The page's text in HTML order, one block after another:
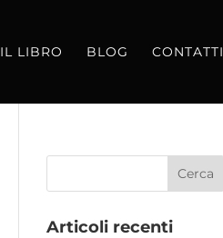
IL LIBRO BLOG CONTATTI
Articoli recenti